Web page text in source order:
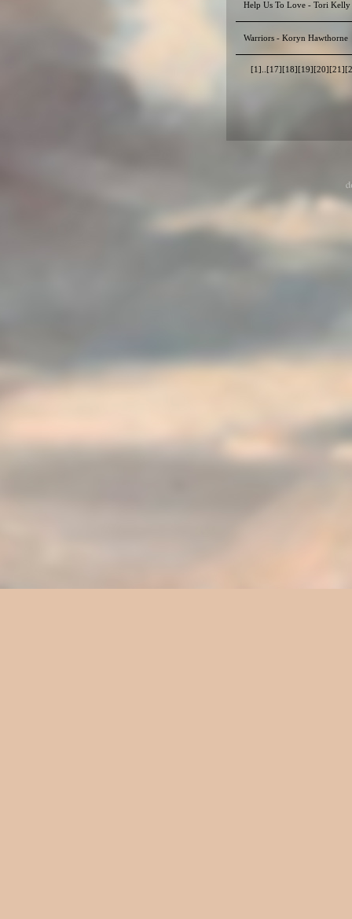
Help Us To Love - Tori Kelly
Warriors - Koryn Hawthorne
[1] [17] [18] [19] [20] [21]